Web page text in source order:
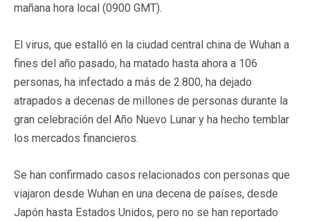
mañana hora local (0900 GMT).
El virus, que estalló en la ciudad central china de Wuhan a
fines del año pasado, ha matado hasta ahora a 106
personas, ha infectado a más de 2.800, ha dejado
atrapados a decenas de millones de personas durante la
gran celebración del Año Nuevo Lunar y ha hecho temblar
los mercados financieros.
Se han confirmado casos relacionados con personas que
viajaron desde Wuhan en una decena de países, desde
Japón hasta Estados Unidos, pero no se han reportado